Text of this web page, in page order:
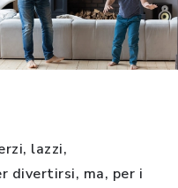
lazzi,
divertirsi, ma, per i